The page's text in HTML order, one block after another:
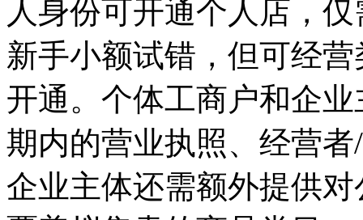
人身份可开通个人店，
新手小额试错，但可经
开通。个体工商户和企
期内的营业执照、经营
企业主体还需额外提供